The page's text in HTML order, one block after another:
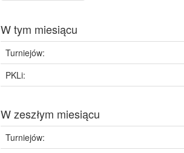
W tym miesiącu
Turniejów:
PKLi:
W zeszłym miesiącu
Turniejów: